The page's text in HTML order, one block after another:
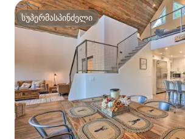
სუპერმასპინძელი
სუპერმასპინძელი